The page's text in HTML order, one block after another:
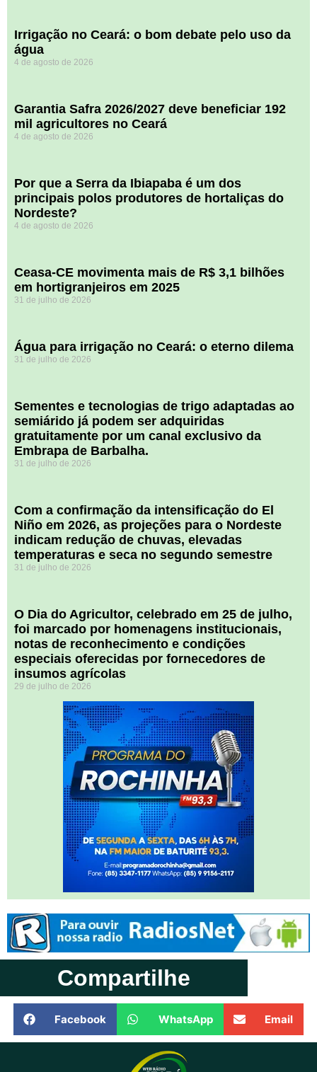
Irrigação no Ceará: o bom debate pelo uso da
água
4 de agosto de 2026
Garantia Safra 2026/2027 deve beneficiar 192
mil agricultores no Ceará
4 de agosto de 2026
Por que a Serra da Ibiapaba é um dos
principais polos produtores de hortaliças do
Nordeste?
4 de agosto de 2026
Ceasa-CE movimenta mais de R$ 3,1 bilhões
em hortigranjeiros em 2025
31 de julho de 2026
Água para irrigação no Ceará: o eterno dilema
31 de julho de 2026
Sementes e tecnologias de trigo adaptadas ao
semiárido já podem ser adquiridas
gratuitamente por um canal exclusivo da
Embrapa de Barbalha.
31 de julho de 2026
Com a confirmação da intensificação do El
Niño em 2026, as projeções para o Nordeste
indicam redução de chuvas, elevadas
temperaturas e seca no segundo semestre
31 de julho de 2026
O Dia do Agricultor, celebrado em 25 de julho,
foi marcado por homenagens institucionais,
notas de reconhecimento e condições
especiais oferecidas por fornecedores de
insumos agrícolas
29 de julho de 2026
Compartilhe
Facebook WhatsApp Email